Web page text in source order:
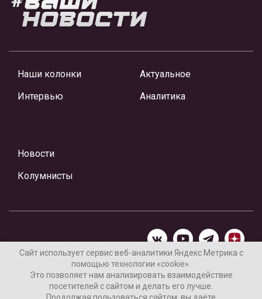
Наши колонки
Интервью
Актуальное
Аналитика
Новости
Колумнисты
Материалы предоставлены редакцией Интернет-газеты
«Ваши новости»
Сайт использует сервис веб-аналитики Яндекс Метрика с
помощью технологии «cookie».
Это позволяет нам анализировать взаимодействие
посетителей с сайтом и делать его лучше.